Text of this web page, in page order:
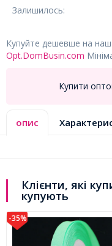
Залишилось:
Купуйте дешевше на
Opt.DomBusin.com
Купити
опис
Клієнти, які
купують
-35%